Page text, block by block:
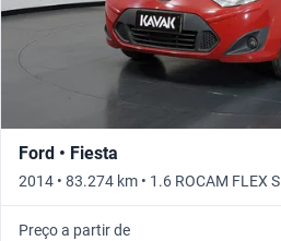
Ford • Fiesta
2014 • 83.274 km • 1.6 ROCAM FLEX
Preço a partir de